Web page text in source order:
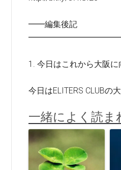
━━編集後記
1. 今日はこれから大阪に
今日はELITERS CLUBの
一緒によく読ま